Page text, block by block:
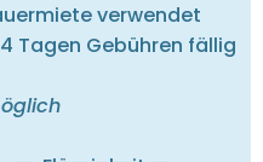
verwendet
Tagen Gebühren fällig